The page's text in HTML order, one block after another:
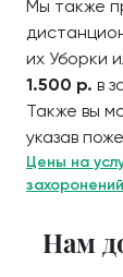
Мы также
их Уборки
1.500 р. в
Также вы
указав
Цены на
захоронений
Нам